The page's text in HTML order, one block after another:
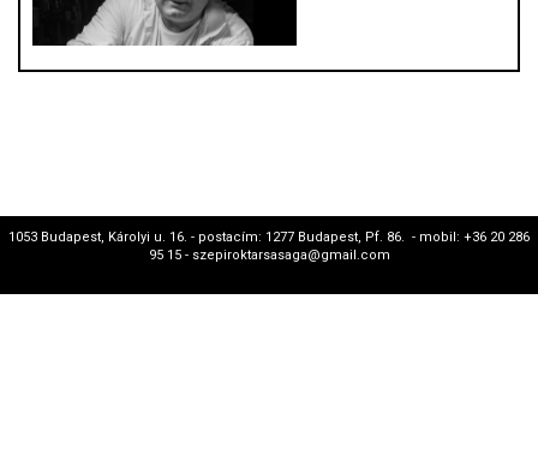
1053 Budapest, Károlyi u. 16. - postacím: 1277 Budapest, Pf. 86. - mobil: +36 20 286
95 15 - szepiroktarsasaga@gmail.com